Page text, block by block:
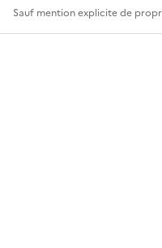
Sauf mention explicite de